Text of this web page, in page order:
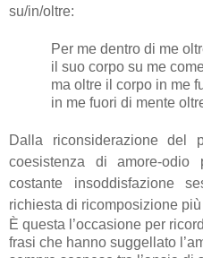
su/in/oltre:
Per me dentro di me
il suo corpo su me
ma oltre il corpo in me
in me fuori di mente
Dalla riconsiderazione del
coesistenza di amore-
costante insoddisfazione
richiesta di ricomposizione
È questa l’occasione per
frasi che hanno suggellato